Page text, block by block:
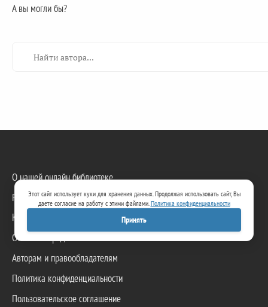
А вы могли бы?
О нашей онлайн библиотеке
Редакция сайта
Контакты
Отзывы и предложения
Авторам и правообладателям
Политика конфиденциальности
Пользовательское соглашение
Этот сайт использует куки для хранения данных. Продолжая использовать сайт, Вы
даете согласие на работу с этими файлами.Политика конфиденциальности
Принять